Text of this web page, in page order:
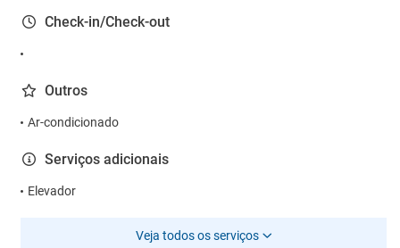
Check-in/Check-out
Outros
Ar-condicionado
Serviços adicionais
Elevador
Veja todos os serviços